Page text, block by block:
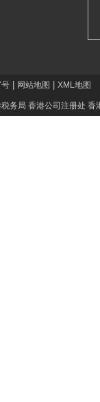
网站地图 XML地图
务局 香港公司注册处 香